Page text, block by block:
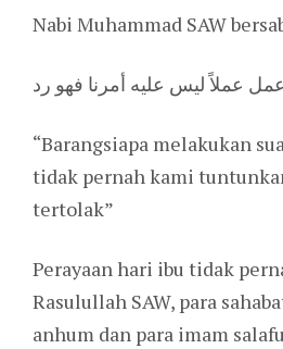
Nabi Muhammad SAW
عملاً ليس عليه أمرنا فهو رد
“Barangsiapa melakukan
tidak pernah kami
tertolak”
Perayaan hari ibu tidak
Rasulullah SAW, para
anhum dan para imam